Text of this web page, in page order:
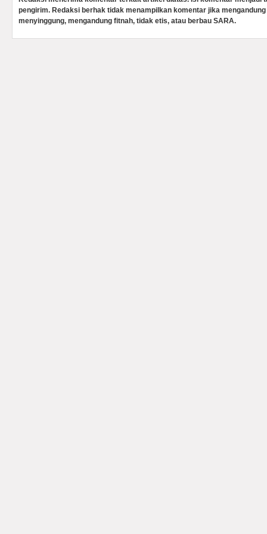
pengirim. Redaksi berhak tidak menampilkan komentar jika
menyinggung, mengandung fitnah, tidak etis, atau berbau SARA.